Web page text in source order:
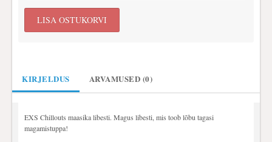
KIRJELDUS ARVAMUSED (0)
EXS Chillouts maasika libesti. Magus libesti, mis toob lõbu tagasi
magamistuppa!